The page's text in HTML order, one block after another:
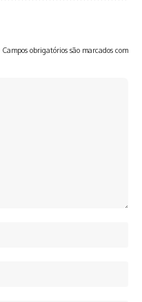
Campos obrigatórios são marcados com